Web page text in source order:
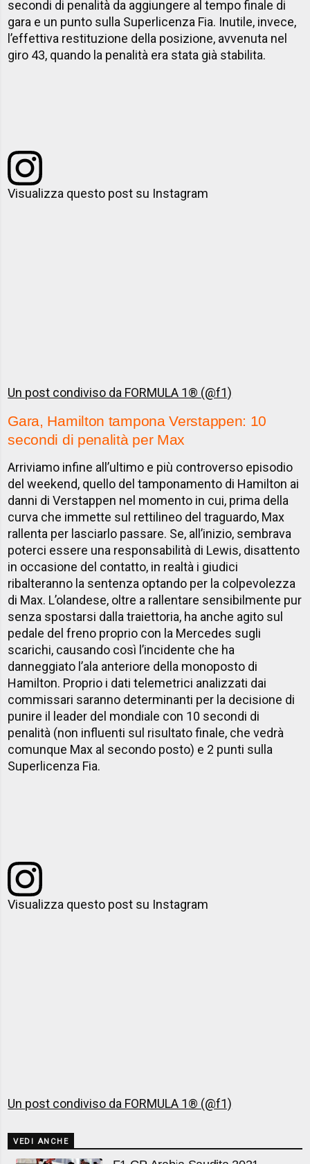
secondi di penalità da aggiungere al tempo finale di
gara e un punto sulla Superlicenza Fia. Inutile, invece,
l’effettiva restituzione della posizione, avvenuta nel
giro 43, quando la penalità era stata già stabilita.
Visualizza questo post su Instagram
Un post condiviso da FORMULA 1® (@f1)
Gara, Hamilton tampona Verstappen: 10
secondi di penalità per Max
Arriviamo infine all’ultimo e più controverso episodio
del weekend, quello del tamponamento di Hamilton ai
danni di Verstappen nel momento in cui, prima della
curva che immette sul rettilineo del traguardo, Max
rallenta per lasciarlo passare. Se, all’inizio, sembrava
poterci essere una responsabilità di Lewis, disattento
in occasione del contatto, in realtà i giudici
ribalteranno la sentenza optando per la colpevolezza
di Max. L’olandese, oltre a rallentare sensibilmente pur
senza spostarsi dalla traiettoria, ha anche agito sul
pedale del freno proprio con la Mercedes sugli
scarichi, causando così l’incidente che ha
danneggiato l’ala anteriore della monoposto di
Hamilton. Proprio i dati telemetrici analizzati dai
commissari saranno determinanti per la decisione di
punire il leader del mondiale con 10 secondi di
penalità (non influenti sul risultato finale, che vedrà
comunque Max al secondo posto) e 2 punti sulla
Superlicenza Fia.
Visualizza questo post su Instagram
Un post condiviso da FORMULA 1® (@f1)
VEDI ANCHE